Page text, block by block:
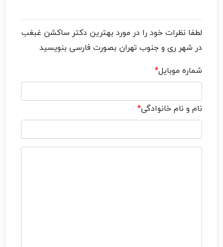
لطفا نظرات خود را در مورد بهترین دکتر ساکشن غبغب
در شهر ری و جنوب تهران بصورت فارسی بنویسید
شماره موبایل*
نام و نام خانوادگی*